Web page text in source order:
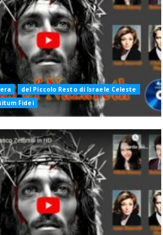
del Piccolo Resto di Israele Celeste
Fidei